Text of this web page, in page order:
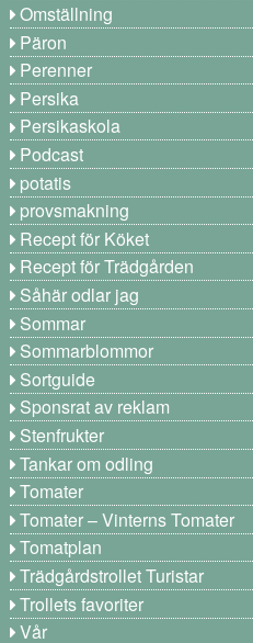
Omställning
Päron
Perenner
Persika
Persikaskola
Podcast
potatis
provsmakning
Recept för Köket
Recept för Trädgården
Såhär odlar jag
Sommar
Sommarblommor
Sortguide
Sponsrat av reklam
Stenfrukter
Tankar om odling
Tomater
Tomater – Vinterns Tomater
Tomatplan
Trädgårdstrollet Turistar
Trollets favoriter
Vår